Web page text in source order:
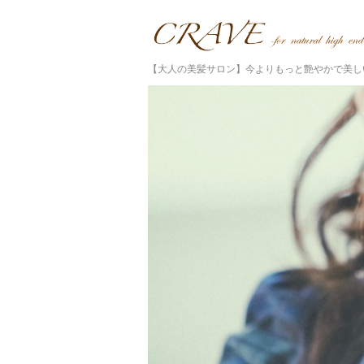
【大人の美髪サロン】今よりもっと艶やかで美